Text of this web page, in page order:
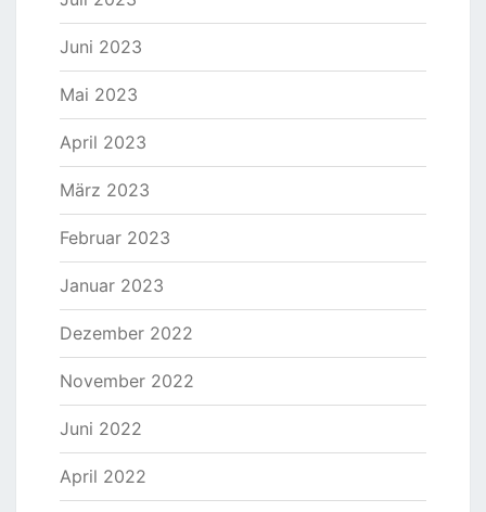
Juni 2023
Mai 2023
April 2023
März 2023
Februar 2023
Januar 2023
Dezember 2022
November 2022
Juni 2022
April 2022